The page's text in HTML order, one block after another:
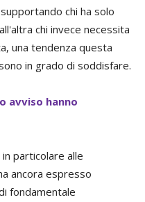
chi ha solo
chi invece necessita
una tendenza questa
in grado di soddisfare.
avviso hanno
particolare alle
ancora espresso
fondamentale